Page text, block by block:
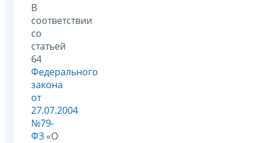
В
соответствии
со
статьей
64
Федерального
закона
от
27.07.2004
№79-
ФЗ «О